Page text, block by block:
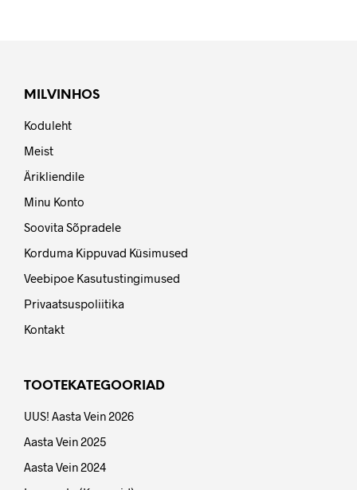
MILVINHOS
Koduleht
Meist
Ärikliendile
Minu Konto
Soovita Sõpradele
Korduma Kippuvad Küsimused
Veebipoe Kasutustingimused
Privaatsuspoliitika
Kontakt
TOOTEKATEGOORIAD
UUS! Aasta Vein 2026
Aasta Vein 2025
Aasta Vein 2024